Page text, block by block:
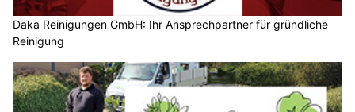
Daka Reinigungen GmbH: Ihr Ansprechpartner für gründliche
Reinigung